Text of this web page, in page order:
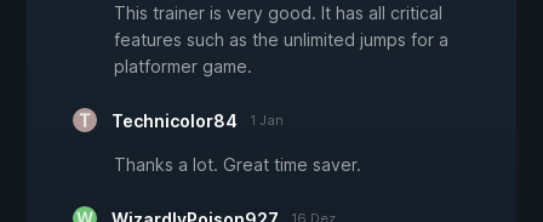
This trainer is very good. It has all critical
features such as the unlimited jumps for a
platformer game.
Technicolor84 1 Jan
Thanks a lot. Great time saver.